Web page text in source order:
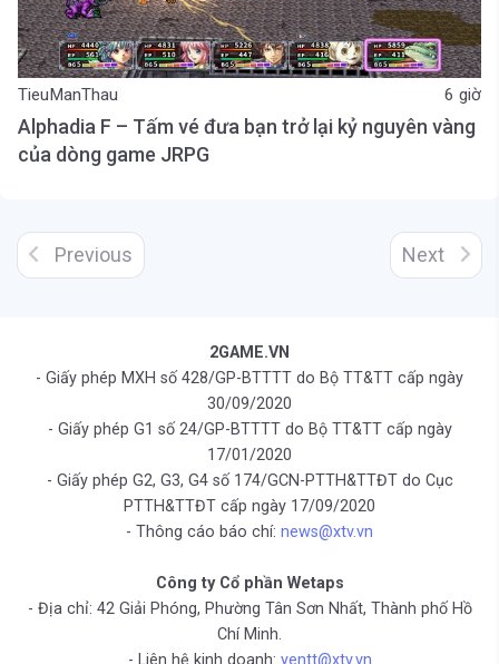
TieuManThau 6 giờ
Alphadia F – Tấm vé đưa bạn trở lại kỷ nguyên vàng
của dòng game JRPG
Previous Next
2GAME.VN
- Giấy phép MXH số 428/GP-BTTTT do Bộ TT&TT cấp ngày
30/09/2020
- Giấy phép G1 số 24/GP-BTTTT do Bộ TT&TT cấp ngày
17/01/2020
- Giấy phép G2, G3, G4 số 174/GCN-PTTH&TTĐT do Cục
PTTH&TTĐT cấp ngày 17/09/2020
- Thông cáo báo chí: news@xtv.vn
Công ty Cổ phần Wetaps
- Địa chỉ: 42 Giải Phóng, Phường Tân Sơn Nhất, Thành phố Hồ
Chí Minh.